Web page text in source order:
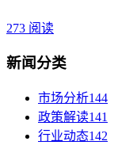
273 阅读
新闻分类
市场分析144
政策解读141
行业动态142